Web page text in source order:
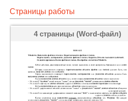
Страницы работы
4 страницы (Word-файл)